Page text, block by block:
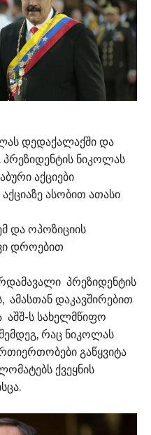
დედაქალაქში და
პრეზიდენტის ნიკოლას
აქციები
ასობით ათასი
და ოპოზიციის
დროებით
პრეზიდენტის
ამასთან დაკავშირებით
აშშ-ს სახელმწიფო
შემდეგ, რაც ნიკოლას
გაწყვიტა
ქვეყნის